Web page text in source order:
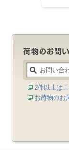
2件以上は
お荷物のお